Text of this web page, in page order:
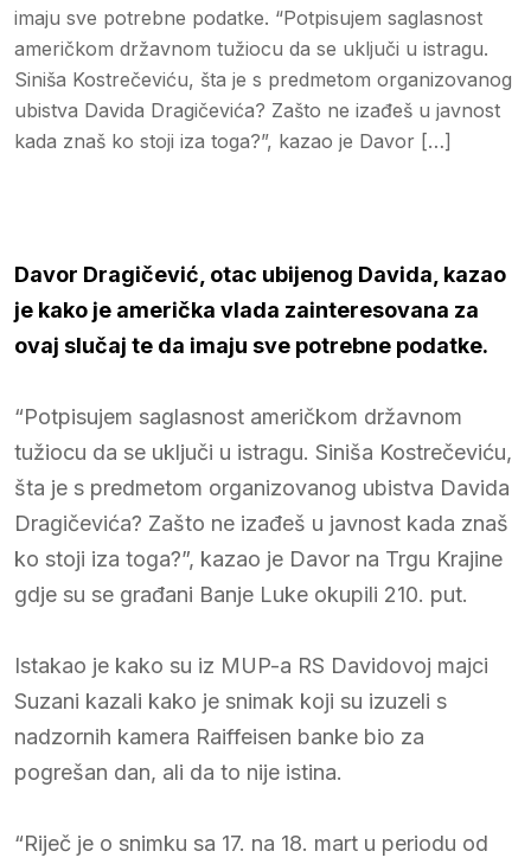
imaju sve potrebne podatke. “Potpisujem saglasnost
američkom državnom tužiocu da se uključi u istragu.
Siniša Kostrečeviću, šta je s predmetom organizovanog
ubistva Davida Dragičevića? Zašto ne izađeš u javnost
kada znaš ko stoji iza toga?”, kazao je Davor […]
Davor Dragičević, otac ubijenog Davida, kazao
je kako je američka vlada zainteresovana za
ovaj slučaj te da imaju sve potrebne podatke.
“Potpisujem saglasnost američkom državnom
tužiocu da se uključi u istragu. Siniša Kostrečeviću,
šta je s predmetom organizovanog ubistva Davida
Dragičevića? Zašto ne izađeš u javnost kada znaš
ko stoji iza toga?”, kazao je Davor na Trgu Krajine
gdje su se građani Banje Luke okupili 210. put.
Istakao je kako su iz MUP-a RS Davidovoj majci
Suzani kazali kako je snimak koji su izuzeli s
nadzornih kamera Raiffeisen banke bio za
pogrešan dan, ali da to nije istina.
“Riječ je o snimku sa 17. na 18. mart u periodu od